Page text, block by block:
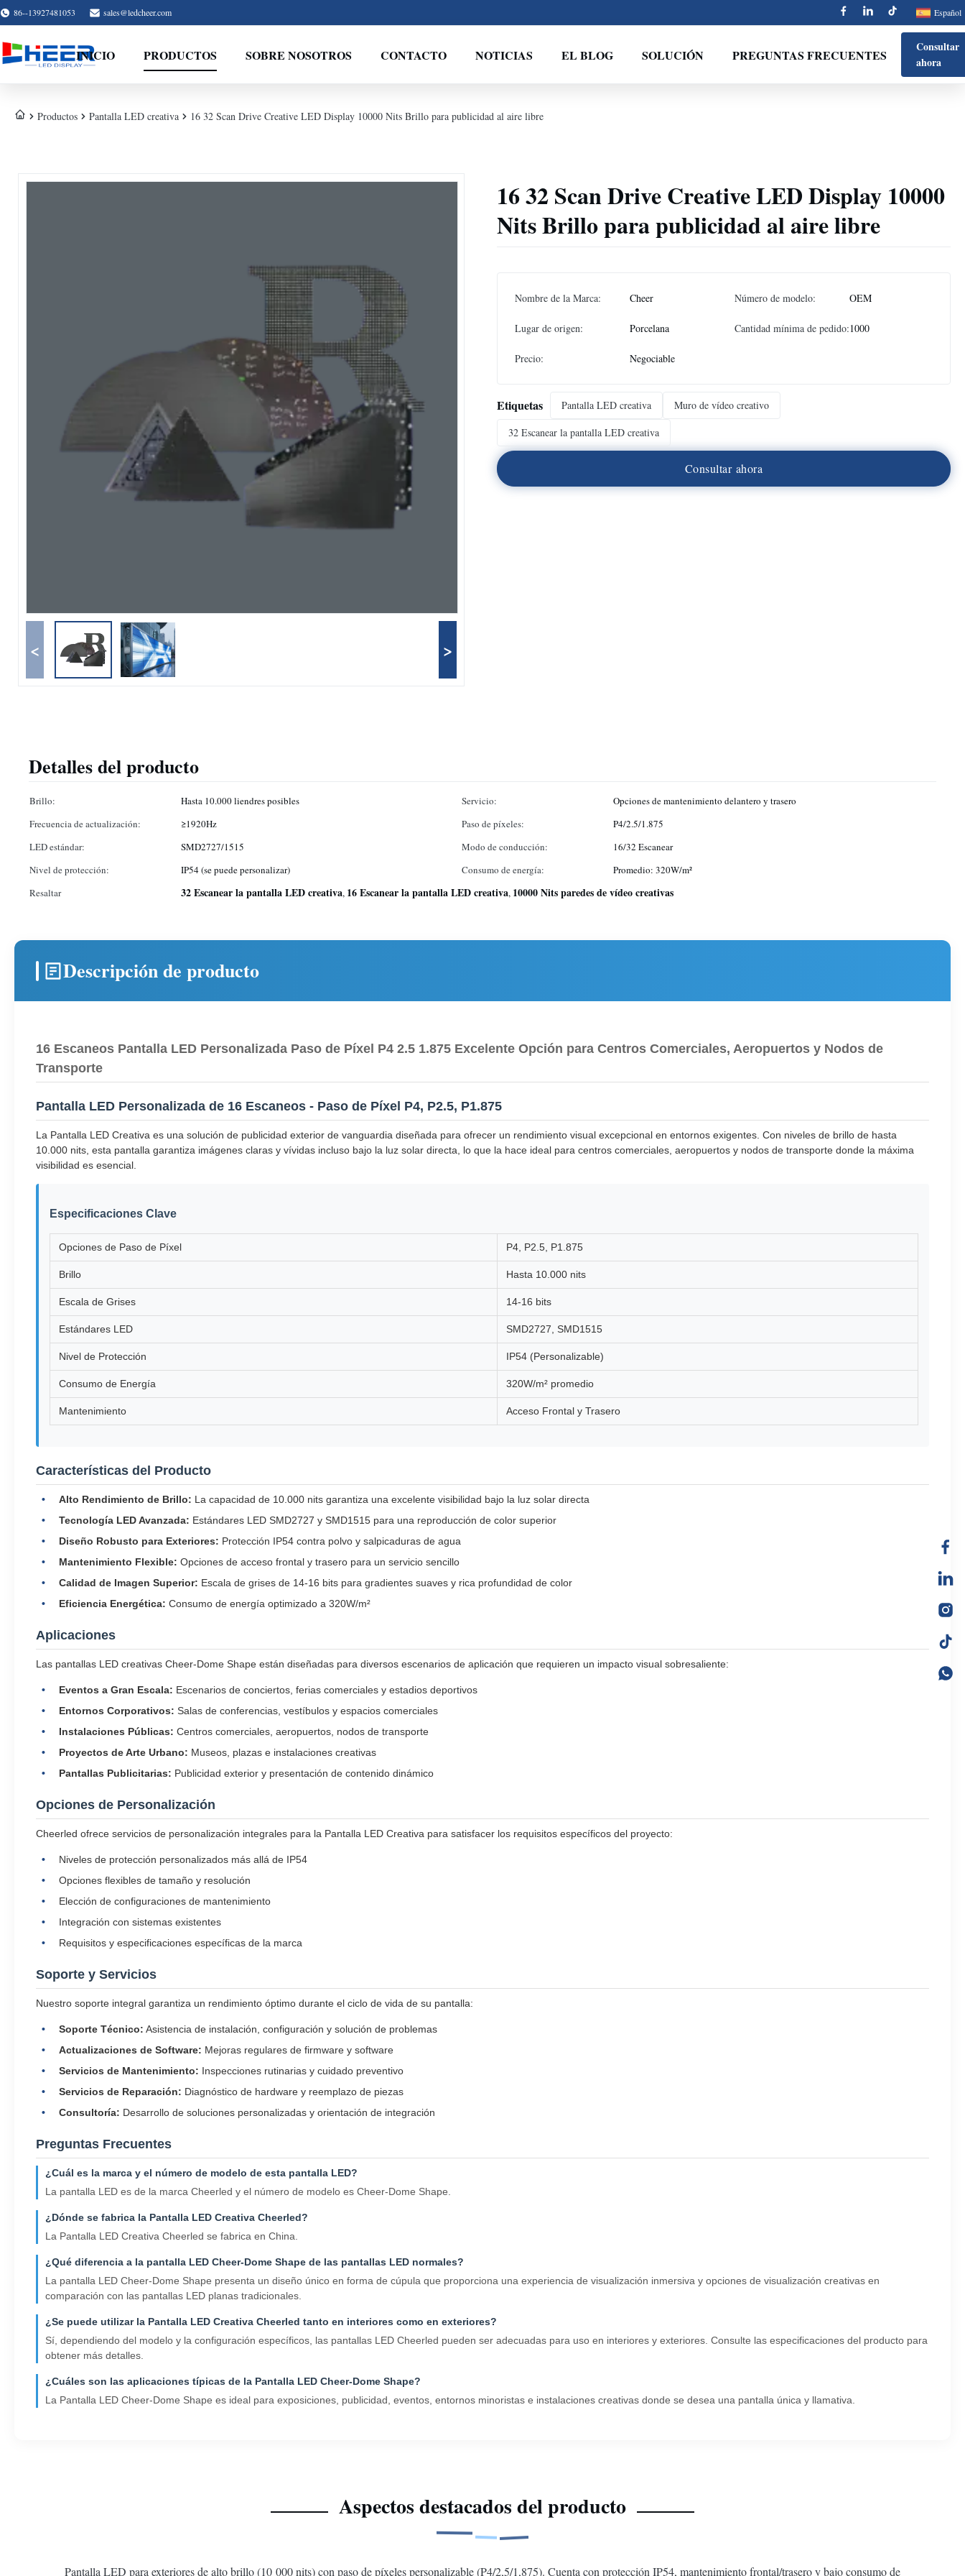
86--13927481053 sales@ledcheer.com Español
INICIO PRODUCTOS SOBRE NOSOTROS CONTACTO NOTICIAS EL BLOG SOLUCIÓN PREGUNTAS FRECUENTES
Consultar
ahora
Productos Pantalla LED creativa 16 32 Scan Drive Creative LED Display 10000 Nits Brillo para publicidad al aire libre
< >
16 32 Scan Drive Creative LED Display 10000
Nits Brillo para publicidad al aire libre
Nombre de la Marca: Cheer Número de modelo: OEM
Lugar de origen: Porcelana Cantidad mínima de pedido:1000
Precio: Negociable
Etiquetas Pantalla LED creativa
Muro de vídeo creativo
32 Escanear la pantalla LED creativa
Consultar ahora
Detalles del producto
Brillo: Hasta 10.000 liendres posibles Servicio:
Opciones de mantenimiento delantero y trasero
Frecuencia de actualización:
≥1920Hz Paso de píxeles:
P4/2.5/1.875
LED estándar:
SMD2727/1515 Modo de conducción:
16/32 Escanear
Nivel de protección:
IP54 (se puede personalizar) Consumo de energía:
Promedio: 320W/m²
Resaltar
32 Escanear la pantalla LED creativa, 16 Escanear la pantalla LED creativa, 10000 Nits paredes de vídeo creativas
Descripción de producto
16 Escaneos Pantalla LED Personalizada Paso de Píxel P4 2.5 1.875 Excelente Opción para Centros Comerciales, Aeropuertos y Nodos de
Transporte
Pantalla LED Personalizada de 16 Escaneos - Paso de Píxel P4, P2.5, P1.875
La Pantalla LED Creativa es una solución de publicidad exterior de vanguardia diseñada para ofrecer un rendimiento visual excepcional en entornos exigentes. Con niveles de brillo de hasta
10.000 nits, esta pantalla garantiza imágenes claras y vívidas incluso bajo la luz solar directa, lo que la hace ideal para centros comerciales, aeropuertos y nodos de transporte donde la máxima
visibilidad es esencial.
Especificaciones Clave
Opciones de Paso de Píxel P4, P2.5, P1.875
Brillo Hasta 10.000 nits
Escala de Grises 14-16 bits
Estándares LED SMD2727, SMD1515
Nivel de Protección IP54 (Personalizable)
Consumo de Energía 320W/m² promedio
Mantenimiento Acceso Frontal y Trasero
Características del Producto
Alto Rendimiento de Brillo: La capacidad de 10.000 nits garantiza una excelente visibilidad bajo la luz solar directa
Tecnología LED Avanzada: Estándares LED SMD2727 y SMD1515 para una reproducción de color superior
Diseño Robusto para Exteriores: Protección IP54 contra polvo y salpicaduras de agua
Mantenimiento Flexible: Opciones de acceso frontal y trasero para un servicio sencillo
Calidad de Imagen Superior: Escala de grises de 14-16 bits para gradientes suaves y rica profundidad de color
Eficiencia Energética: Consumo de energía optimizado a 320W/m²
Aplicaciones
Las pantallas LED creativas Cheer-Dome Shape están diseñadas para diversos escenarios de aplicación que requieren un impacto visual sobresaliente:
Eventos a Gran Escala: Escenarios de conciertos, ferias comerciales y estadios deportivos
Entornos Corporativos: Salas de conferencias, vestíbulos y espacios comerciales
Instalaciones Públicas: Centros comerciales, aeropuertos, nodos de transporte
Proyectos de Arte Urbano: Museos, plazas e instalaciones creativas
Pantallas Publicitarias: Publicidad exterior y presentación de contenido dinámico
Opciones de Personalización
Cheerled ofrece servicios de personalización integrales para la Pantalla LED Creativa para satisfacer los requisitos específicos del proyecto:
Niveles de protección personalizados más allá de IP54
Opciones flexibles de tamaño y resolución
Elección de configuraciones de mantenimiento
Integración con sistemas existentes
Requisitos y especificaciones específicas de la marca
Soporte y Servicios
Nuestro soporte integral garantiza un rendimiento óptimo durante el ciclo de vida de su pantalla:
Soporte Técnico: Asistencia de instalación, configuración y solución de problemas
Actualizaciones de Software: Mejoras regulares de firmware y software
Servicios de Mantenimiento: Inspecciones rutinarias y cuidado preventivo
Servicios de Reparación: Diagnóstico de hardware y reemplazo de piezas
Consultoría: Desarrollo de soluciones personalizadas y orientación de integración
Preguntas Frecuentes
¿Cuál es la marca y el número de modelo de esta pantalla LED?
La pantalla LED es de la marca Cheerled y el número de modelo es Cheer-Dome Shape.
¿Dónde se fabrica la Pantalla LED Creativa Cheerled?
La Pantalla LED Creativa Cheerled se fabrica en China.
¿Qué diferencia a la pantalla LED Cheer-Dome Shape de las pantallas LED normales?
La pantalla LED Cheer-Dome Shape presenta un diseño único en forma de cúpula que proporciona una experiencia de visualización inmersiva y opciones de visualización creativas en
comparación con las pantallas LED planas tradicionales.
¿Se puede utilizar la Pantalla LED Creativa Cheerled tanto en interiores como en exteriores?
Sí, dependiendo del modelo y la configuración específicos, las pantallas LED Cheerled pueden ser adecuadas para uso en interiores y exteriores. Consulte las especificaciones del producto para
obtener más detalles.
¿Cuáles son las aplicaciones típicas de la Pantalla LED Cheer-Dome Shape?
La Pantalla LED Cheer-Dome Shape es ideal para exposiciones, publicidad, eventos, entornos minoristas e instalaciones creativas donde se desea una pantalla única y llamativa.
Aspectos destacados del producto
Pantalla LED para exteriores de alto brillo (10 000 nits) con paso de píxeles personalizable (P4/2,5/1,875). Cuenta con protección IP54, mantenimiento frontal/trasero y bajo consumo de